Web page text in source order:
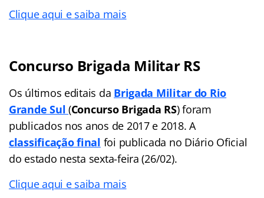
Clique aqui e saiba mais
Concurso Brigada Militar RS
Os últimos editais da Brigada Militar do Rio
Grande Sul(Concurso Brigada RS) foram
publicados nos anos de 2017 e 2018. A
classificação final foi publicada no Diário Oficial
do estado nesta sexta-feira (26/02).
Clique aqui e saiba mais